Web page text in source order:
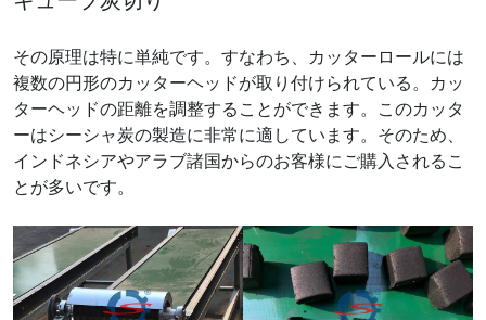
その原理は特に単純です。すなわち、カッターロールには
複数の円形のカッターヘッドが取り付けられている。カッ
ターヘッドの距離を調整することができます。このカッタ
ーはシーシャ炭の製造に非常に適しています。そのため、
インドネシアやアラブ諸国からのお客様にご購入されるこ
とが多いです。